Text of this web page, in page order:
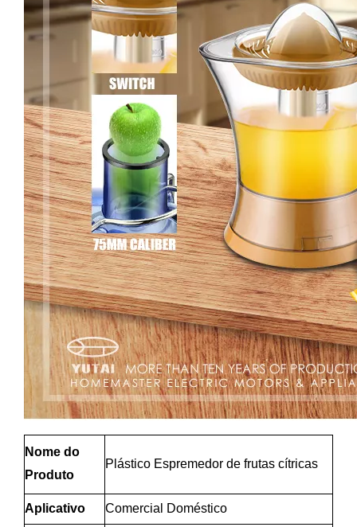
Nome do
Produto
Plástico Espremedor de frutas cítricas
Aplicativo Comercial Doméstico